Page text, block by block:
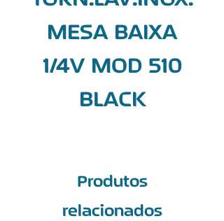
MESA BAIXA
1/4V MOD 510
BLACK
Produtos
relacionados